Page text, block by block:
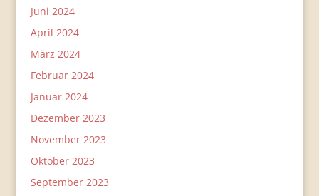
Juni 2024
April 2024
März 2024
Februar 2024
Januar 2024
Dezember 2023
November 2023
Oktober 2023
September 2023